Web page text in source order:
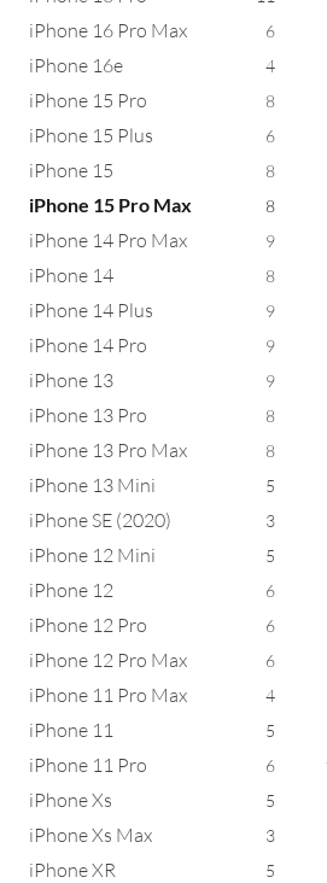
iPhone 16 Pro Max 6
iPhone 16e 4
iPhone 15 Pro 8
iPhone 15 Plus 6
iPhone 15 8
iPhone 15 Pro Max 8
iPhone 14 Pro Max 9
iPhone 14 8
iPhone 14 Plus 9
iPhone 14 Pro 9
iPhone 13 9
iPhone 13 Pro 8
iPhone 13 Pro Max 8
iPhone 13 Mini 5
iPhone SE (2020) 3
iPhone 12 Mini 5
iPhone 12 6
iPhone 12 Pro 6
iPhone 12 Pro Max 6
iPhone 11 Pro Max 4
iPhone 11 5
iPhone 11 Pro 6
iPhone Xs 5
iPhone Xs Max 3
iPhone XR 5